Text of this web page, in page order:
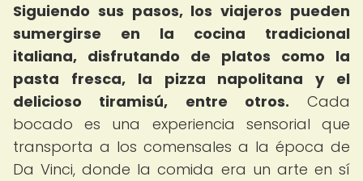
Siguiendo sus pasos, los viajeros pueden
sumergirse en la cocina tradicional
italiana, disfrutando de platos como la
pasta fresca, la pizza napolitana y el
delicioso tiramisú, entre otros. Cada
bocado es una experiencia sensorial que
transporta a los comensales a la época de
Da Vinci, donde la comida era un arte en sí